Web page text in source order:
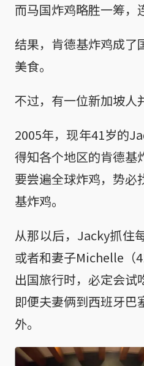
而马国炸鸡略胜一筹，
结果，肯德基炸鸡成了
美食。
不过，有一位新加坡人
2005年，现年41岁的
得知各个地区的肯德基
要尝遍全球炸鸡，势必
基炸鸡。
从那以后，Jacky抓住
或者和妻子Michelle（
出国旅行时，必定会试
即便夫妻俩到西班牙巴
外。